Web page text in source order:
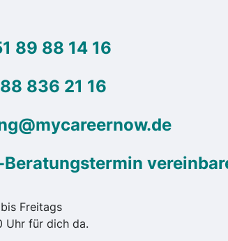
89 88 14 16
836 21 16
Freitags
Uhr für dich da.